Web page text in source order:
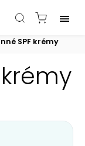
SPF krémy